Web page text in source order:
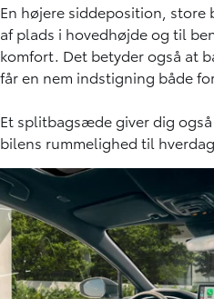
En højere siddeposition, store
af plads i hovedhøjde og til
komfort. Det betyder også at
får en nem indstigning både
Et splitbagsæde giver dig
bilens rummelighed til